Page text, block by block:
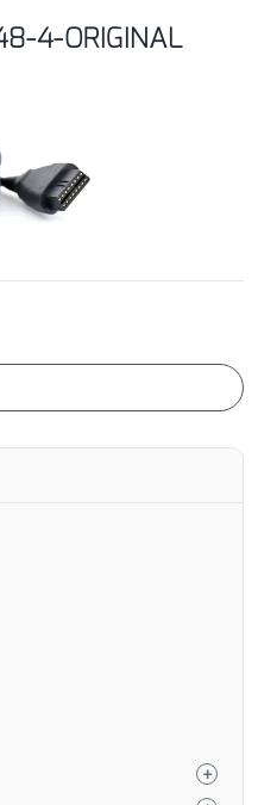
4-ORIGINAL